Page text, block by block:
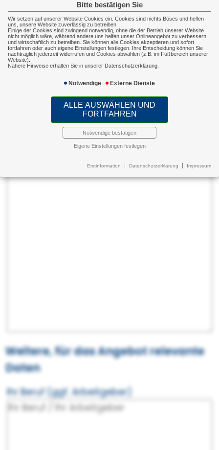
Bitte bestätigen Sie
Wir setzen auf unserer Website Cookies ein. Cookies sind nichts Böses und helfen
uns, unsere Website zuverlässig zu betreiben.
Einige der Cookies sind zwingend notwendig, ohne die der Betrieb unserer Website
nicht möglich wäre, während andere uns helfen unser Onlineangebot zu verbessern
und wirtschaftlich zu betreiben. Sie können alle Cookies akzeptieren und sofort
fortfahren oder auch eigene Einstellungen festlegen. Ihre Entscheidung können Sie
nachträglich jederzeit widerrufen und Cookies abwählen (z.B. im Fußbereich unserer
Website).
Nähere Hinweise erhalten Sie in unserer Datenschutzerklärung.
Notwendige Externe Dienste
ALLE AUSWÄHLEN UND
FORTFAHREN
Notwendige bestätigen
Eigene Einstellungen festlegen
Erstinformation Datenschutzerklärung Impressum
Weitere, für das Angebot relevante
Daten
Ihr Beruf (ggf. Arbeitgeber)